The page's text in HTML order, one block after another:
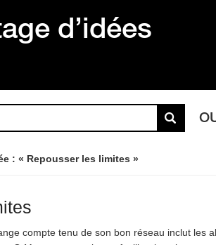
d’idées
: « Repousser les limites »
compte tenu de son bon réseau inclut les